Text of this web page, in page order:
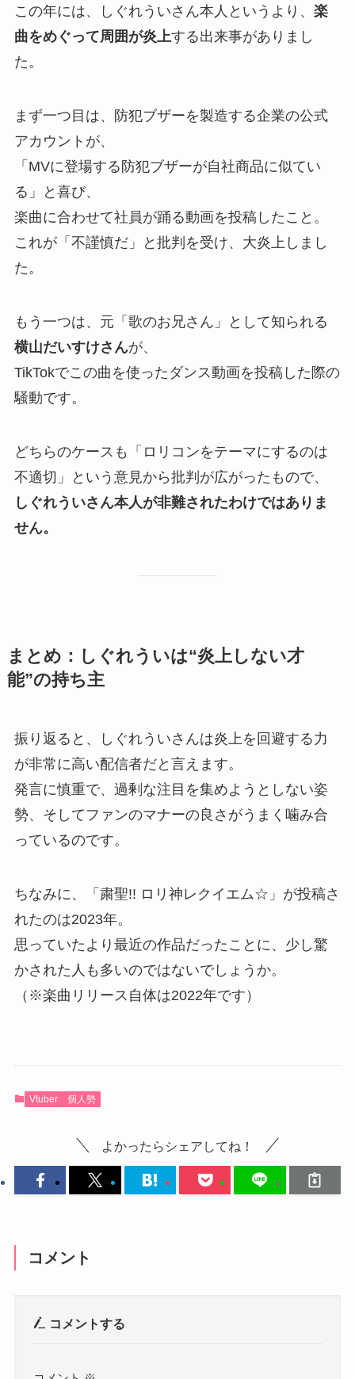
この年には、しぐれういさん本人というより、 楽
曲をめぐって周囲が炎上する出来事がありまし
た。
まず一つ目は、防犯ブザーを製造する企業の公式
アカウントが、
「MVに登場する防犯ブザーが自社商品に似てい
る」と喜び、
楽曲に合わせて社員が踊る動画を投稿したこと。
これが「不謹慎だ」と批判を受け、大炎上しまし
た。
もう一つは、元「歌のお兄さん」として知られる
横山だいすけさんが、
TikTokでこの曲を使ったダンス動画を投稿した際の
騒動です。
どちらのケースも「ロリコンをテーマにするのは
不適切」という意見から批判が広がったもので、
しぐれういさん本人が非難されたわけではありま
せん。
まとめ：しぐれういは“炎上しない才
能”の持ち主
振り返ると、しぐれういさんは炎上を回避する力
が非常に高い配信者だと言えます。
発言に慎重で、過剰な注目を集めようとしない姿
勢、そしてファンのマナーの良さがうまく噛み合
っているのです。
ちなみに、「粛聖!! ロリ神レクイエム☆」が投稿さ
れたのは2023年。
思っていたより最近の作品だったことに、少し驚
かされた人も多いのではないでしょうか。
（※楽曲リリース自体は2022年です）
Vtuber 個人勢
よかったらシェアしてね！
コメント
コメントする